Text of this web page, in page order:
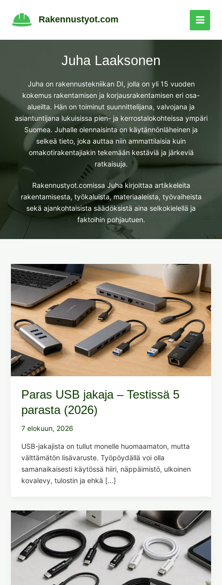
sisältöön
Rakennustyot.com
Juha Laaksonen
Juha on rakennustekniikan DI, jolla on yli 15 vuoden
kokemus rakentamisen ja korjausrakentamisen eri osa-
alueilta. Hän on toiminut suunnittelijana, valvojana ja
asiantuntijana lukuisissa pien- ja kerrostalokohteissa ympäri
Suomea. Juhalle olennaisinta on käytännönläheinen ja
selkeä tieto, joka auttaa niin ammattilaisia kuin
omakotirakentajiakin tekemään kestäviä ja järkeviä
ratkaisuja.
Rakennustyot.comissa Juha kirjoittaa artikkeleita
rakentamisesta, työkaluista, materiaaleista, työvaiheista
sekä ajankohtaisista säädöksistä aina selkokielellä ja
faktoihin pohjautuen.
Paras USB jakaja – Testissä 5
parasta (2026)
7 elokuun, 2026
USB-jakajista on tullut monelle huomaamaton, mutta
välttämätön lisävaruste. Työpöydällä voi olla
samanaikaisesti käytössä hiiri, näppäimistö, ulkoinen
kovalevy, tulostin ja ehkä […]